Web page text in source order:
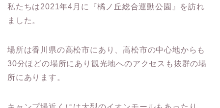
私たちは2021年4月に『橘ノ丘総合運動公園』を訪れ
ました。
場所は香川県の高松市にあり、高松市の中心地からも
30分ほどの場所にあり観光地へのアクセスも抜群の場
所にあります。